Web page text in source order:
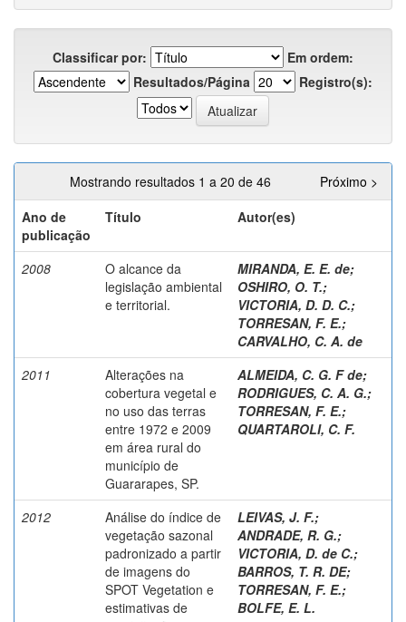
Classificar por:
Em ordem:
Resultados/Página
Registro(s):
Mostrando resultados 1 a 20 de 46
Próximo >
Ano de
publicação
Título Autor(es)
2008
O alcance da
legislação ambiental
e territorial.
MIRANDA, E. E. de;
OSHIRO, O. T.;
VICTORIA, D. D. C.;
TORRESAN, F. E.;
CARVALHO, C. A. de
2011
Alterações na
cobertura vegetal e
no uso das terras
entre 1972 e 2009
em área rural do
município de
Guararapes, SP.
ALMEIDA, C. G. F de;
RODRIGUES, C. A. G.;
TORRESAN, F. E.;
QUARTAROLI, C. F.
2012
Análise do índice de
vegetação sazonal
padronizado a partir
de imagens do
SPOT Vegetation e
estimativas de
LEIVAS, J. F.;
ANDRADE, R. G.;
VICTORIA, D. de C.;
BARROS, T. R. DE;
TORRESAN, F. E.;
BOLFE, E. L.